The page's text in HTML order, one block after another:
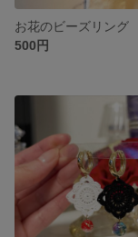
お花のビーズリング
500円